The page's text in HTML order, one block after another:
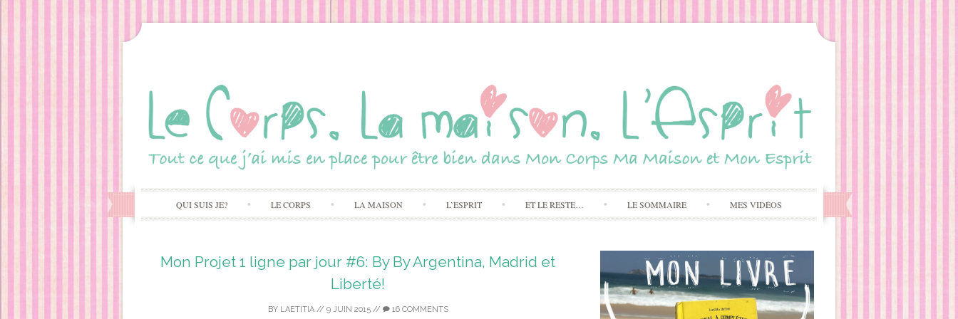
QUI SUIS JE? LE CORPS LA MAISON L’ESPRIT ET LE RESTE… LE SOMMAIRE MES VIDÉOS
Mon Projet 1 ligne par jour #6: By By Argentina, Madrid et
Liberté!
BY LAETITIA// 9 JUIN 2015// 16 COMMENTS